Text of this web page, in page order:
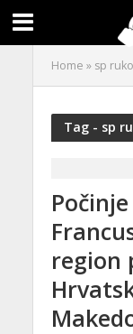
Home » sp
Tag - sp
region